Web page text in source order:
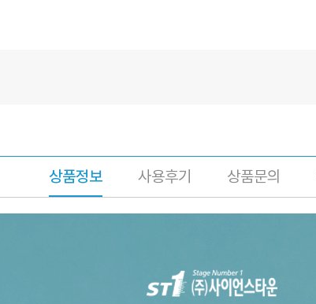
상품정보 사용후기 상품문의